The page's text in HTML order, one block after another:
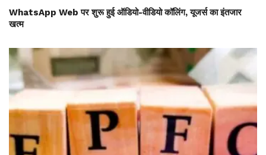
WhatsApp Web पर शुरू हुई ऑडियो-वीडियो कॉलिंग, यूजर्स का इंतजार
खत्म